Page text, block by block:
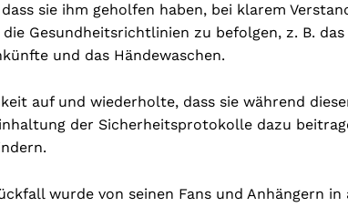
sie ihm geholfen haben, bei klarem
Gesundheitsrichtlinien zu befolgen, z. B. das
und das Händewaschen.
auf und wiederholte, dass sie während
der Sicherheitsprotokolle dazu
wurde von seinen Fans und Anhängern